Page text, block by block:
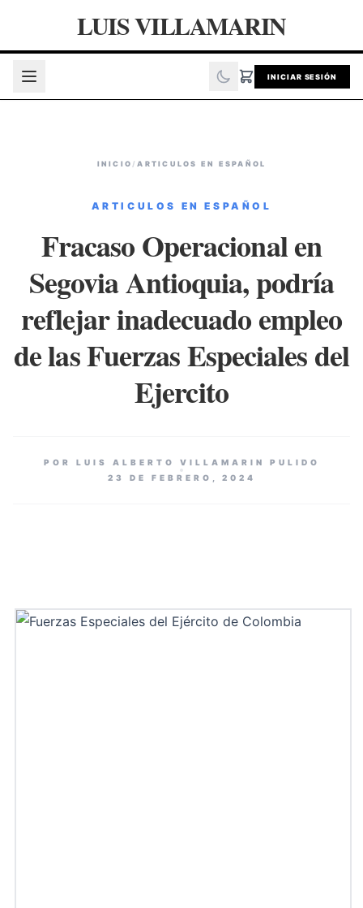
LUIS VILLAMARIN
INICIAR SESIÓN
INICIO /ARTICULOS EN ESPAÑOL
ARTICULOS EN ESPAÑOL
Fracaso Operacional en
Segovia Antioquia, podría
reflejar inadecuado empleo
de las Fuerzas Especiales del
Ejercito
POR LUIS ALBERTO VILLAMARIN PULIDO
23 DE FEBRERO, 2024